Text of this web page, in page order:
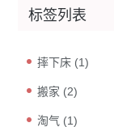
标签列表
摔下床 (1)
搬家 (2)
淘气 (1)